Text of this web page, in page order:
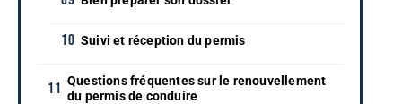
Suivi et réception du permis
Questions fréquentes sur le renouvellement
du permis de conduire